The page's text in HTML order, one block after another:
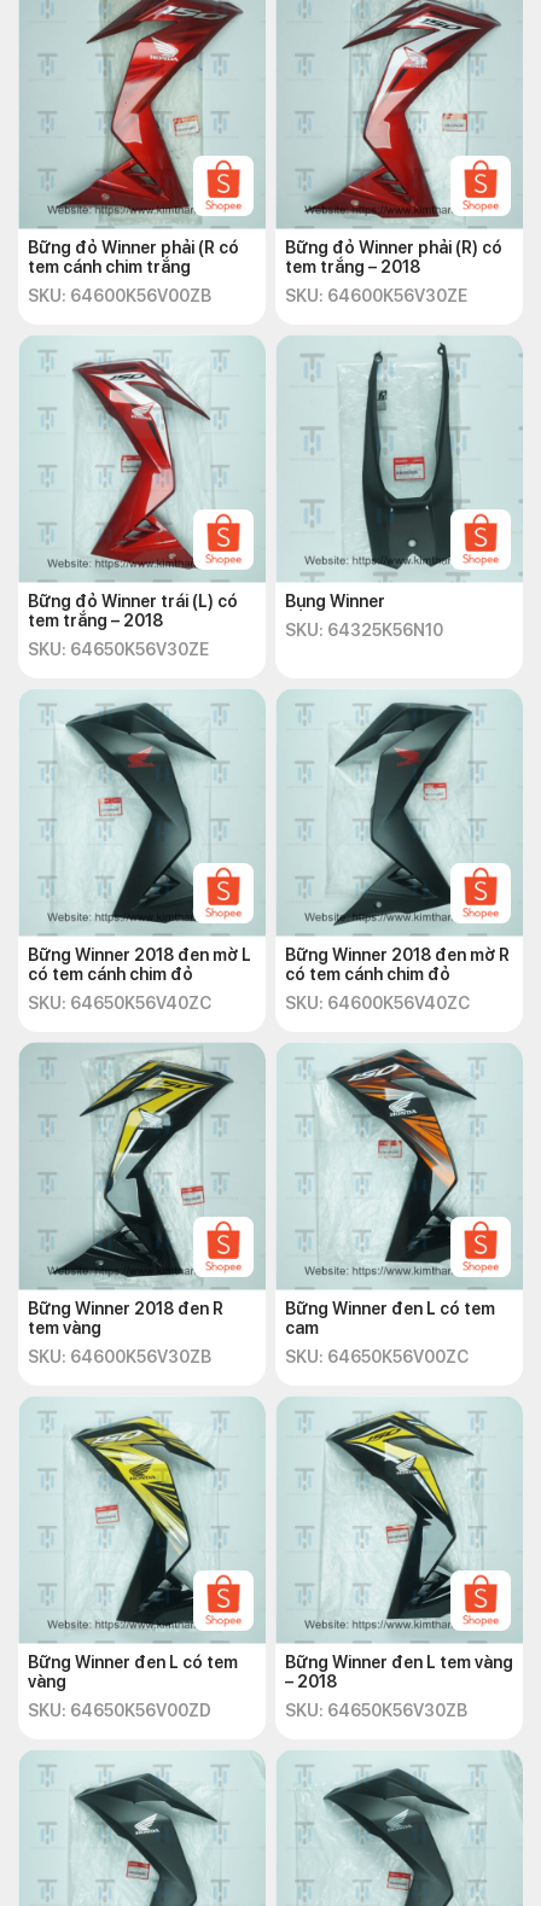
Bững đỏ Winner phải (R có
tem cánh chim trắng
SKU: 64600K56V00ZB
Bững đỏ Winner phải (R) có
tem trắng – 2018
SKU: 64600K56V30ZE
Bững đỏ Winner trái (L) có
tem trắng – 2018
SKU: 64650K56V30ZE
Bụng Winner
SKU: 64325K56N10
Bững Winner 2018 đen mờ L
có tem cánh chim đỏ
SKU: 64650K56V40ZC
Bững Winner 2018 đen mờ R
có tem cánh chim đỏ
SKU: 64600K56V40ZC
Bững Winner 2018 đen R
tem vàng
SKU: 64600K56V30ZB
Bững Winner đen L có tem
cam
SKU: 64650K56V00ZC
Bững Winner đen L có tem
vàng
SKU: 64650K56V00ZD
Bững Winner đen L tem vàng
– 2018
SKU: 64650K56V30ZB